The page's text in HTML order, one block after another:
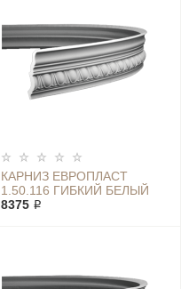
КАРНИЗ ЕВРОПЛАСТ
1.50.116 ГИБКИЙ БЕЛЫЙ
8375 ₽